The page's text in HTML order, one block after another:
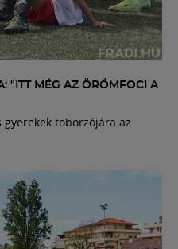
"ITT MÉG AZ ÖRÖMFOCI A
gyerekek toborzójára az